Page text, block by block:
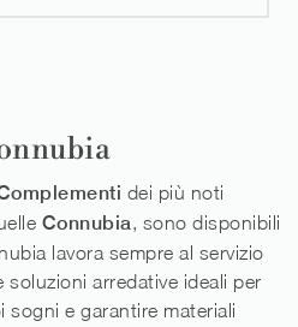
dei più noti
Connubia, sono disponibili
lavora sempre al servizio
arredative ideali per
sogni e garantire materiali